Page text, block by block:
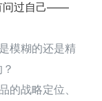
问过自己——
模糊的还是精
的战略定位、